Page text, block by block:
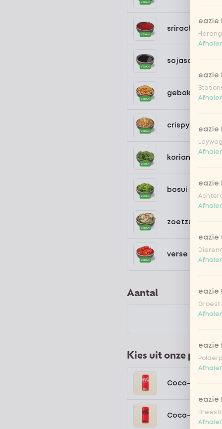
sriracha hot
sojasaus
gebakken
crispy garlic
koriander
bosui
zoetzure
verse
Aantal
Kies uit onze
Coca-Cola
Coca-Cola
eazie
eazie
eazie
Leyweg
eazie
eazie
eazie
Groest
eazie
eazie